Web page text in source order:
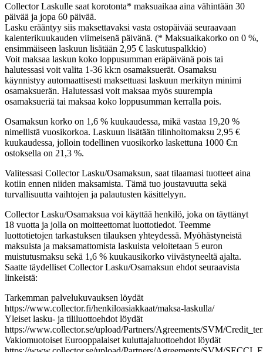
Collector Laskulle saat korotonta* maksuaikaa aina vähintään 30
päivää ja jopa 60 päivää.
Lasku erääntyy siis maksettavaksi vasta ostopäivää seuraavaan
kalenterikuukauden viimeisenä päivänä. (* Maksuaikakorko on 0 %,
ensimmäiseen laskuun lisätään 2,95 € laskutuspalkkio)
Voit maksaa laskun koko loppusumman eräpäivänä pois tai
halutessasi voit valita 1-36 kk:n osamaksuerät. Osamaksu
käynnistyy automaattisesti maksettuasi laskuun merkityn minimi
osamaksuerän. Halutessasi voit maksaa myös suurempia
osamaksueriä tai maksaa koko loppusumman kerralla pois.
Osamaksun korko on 1,6 % kuukaudessa, mikä vastaa 19,20 %
nimellistä vuosikorkoa. Laskuun lisätään tilinhoitomaksu 2,95 €
kuukaudessa, jolloin todellinen vuosikorko laskettuna 1000 €:n
ostoksella on 21,3 %.
Valitessasi Collector Lasku/Osamaksun, saat tilaamasi tuotteet aina
kotiin ennen niiden maksamista. Tämä tuo joustavuutta sekä
turvallisuutta vaihtojen ja palautusten käsittelyyn.
Collector Lasku/Osamaksua voi käyttää henkilö, joka on täyttänyt
18 vuotta ja jolla on moitteettomat luottotiedot. Teemme
luottotietojen tarkastuksen tilauksen yhteydessä. Myöhästyneistä
maksuista ja maksamattomista laskuista veloitetaan 5 euron
muistutusmaksu sekä 1,6 % kuukausikorko viivästyneeltä ajalta.
Saatte täydelliset Collector Lasku/Osamaksun ehdot seuraavista
linkeistä:
Tarkemman palvelukuvauksen löydät
https://www.collector.fi/henkiloasiakkaat/maksa-laskulla/
Yleiset lasku- ja tililuottoehdot löydät
https://www.collector.se/upload/Partners/Agreements/SVM/
Vakiomuotoiset Eurooppalaiset kuluttajaluottoehdot löydät